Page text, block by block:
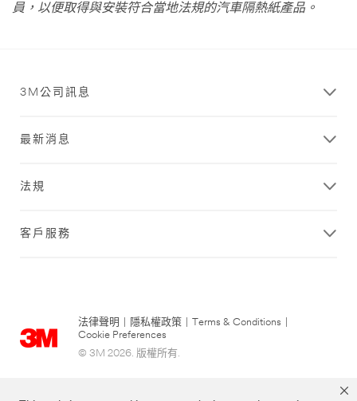
員，以便取得與安裝符合當地法規的汽車隔熱紙產品。
3M公司訊息
最新消息
法規
客戶服務
法律聲明 隱私權政策 Terms & Conditions
Cookie Preferences
© 3M 2026. 版權所有.